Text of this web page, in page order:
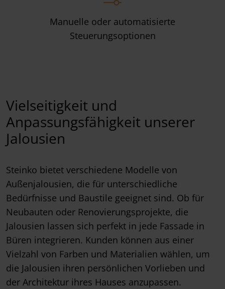
Manuelle oder automatisierte
Steuerungsoptionen
Vielseitigkeit und
Anpassungsfähigkeit unserer
Jalousien
Steinko bietet verschiedene Modelle von
Außenjalousien, die für unterschiedliche
Bedürfnisse und Baustile geeignet sind. Ob für
Neubauten oder Renovierungsprojekte, die
Jalousien lassen sich perfekt in jede Fassade in
Büren integrieren. Kunden können aus einer
Vielzahl von Farben und Materialien wählen, um
die Jalousien ihren persönlichen Vorlieben und
der Architektur ihres Hauses anzupassen.